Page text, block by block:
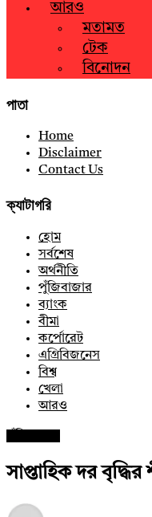
আরও
মতামত
টেক
বিনোদন
পাতা
Home
Disclaimer
Contact Us
ক্যাটাগরি
হোম
সর্বশেষ
অর্থনীতি
পুঁজিবাজার
ব্যাংক
বীমা
কর্পোরেট
এগ্রিবিজনেস
বিশ্ব
খেলা
আরও
সাপ্তাহিক দর বৃদ্ধির